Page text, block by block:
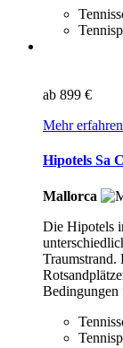
ab 899 €
Mehr erfahren
Hipotels Sa
Mallorca
Die Hipotels
Traumstrand.
Bedingungen